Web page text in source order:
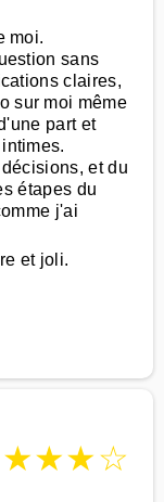
moi.
sans
claires,
sur moi même
part et
et du
étapes du
j'ai
et joli.
★★★☆